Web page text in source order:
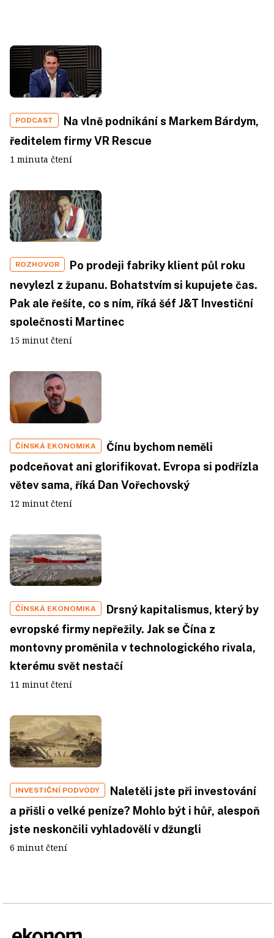
PODCAST
Na vlně podnikání s Markem Bárdym,
ředitelem firmy VR Rescue
1 minuta čtení
ROZHOVOR
Po prodeji fabriky klient půl roku
nevylezl z županu. Bohatstvím si kupujete čas.
Pak ale řešíte, co s ním, říká šéf J&T Investiční
společnosti Martinec
15 minut čtení
ČÍNSKÁ EKONOMIKA
Čínu bychom neměli
podceňovat ani glorifikovat. Evropa si podřízla
větev sama, říká Dan Vořechovský
12 minut čtení
ČÍNSKÁ EKONOMIKA
Drsný kapitalismus, který by
evropské firmy nepřežily. Jak se Čína z
montovny proměnila v technologického rivala,
kterému svět nestačí
11 minut čtení
INVESTIČNÍ PODVODY
Naletěli jste při investování
a přišli o velké peníze? Mohlo být i hůř, alespoň
jste neskončili vyhladovělí v džungli
6 minut čtení